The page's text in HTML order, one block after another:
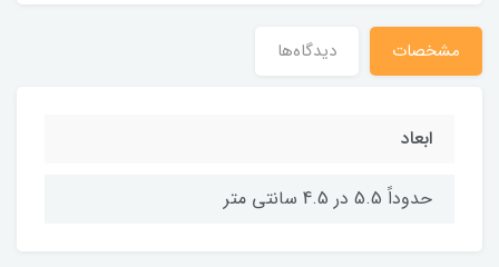
مشخصات دیدگاه‌ها
ابعاد
حدوداً 5.5 در 4.5 سانتی متر